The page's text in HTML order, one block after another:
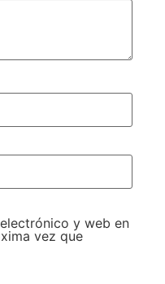
y web en
vez que